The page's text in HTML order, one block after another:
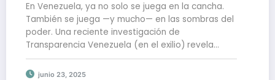
En Venezuela, ya no solo se juega en la cancha.
También se juega —y mucho— en las sombras del
poder. Una reciente investigación de
Transparencia Venezuela (en el exilio) revela…
junio 23, 2025